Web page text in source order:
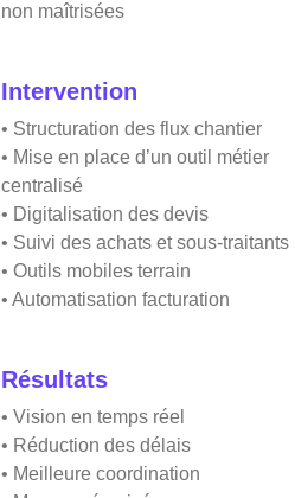
non maîtrisées
Intervention
• Structuration des flux chantier
• Mise en place d’un outil métier
centralisé
• Digitalisation des devis
• Suivi des achats et sous-traitants
• Outils mobiles terrain
• Automatisation facturation
Résultats
• Vision en temps réel
• Réduction des délais
• Meilleure coordination